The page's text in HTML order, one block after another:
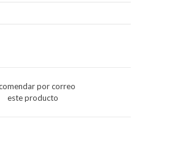
por correo
este producto